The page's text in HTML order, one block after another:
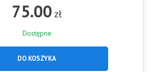
75.00 zł
Dostępne
DO KOSZYKA